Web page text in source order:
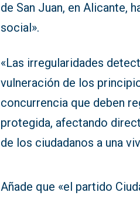
de San Juan, en Alicante,
social».
«Las irregularidades
vulneración de los
concurrencia que deben
protegida, afectando
de los ciudadanos a una
Añade que «el partido